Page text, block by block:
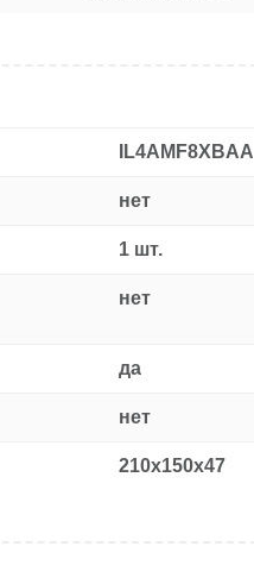
IL4AMF8XBAA
нет
1 шт.
нет
да
нет
210x150x47